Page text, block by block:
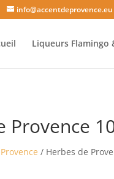
info@accentdeprovence.eu
Liqueurs Flamingo
Provence
/ Herbes de